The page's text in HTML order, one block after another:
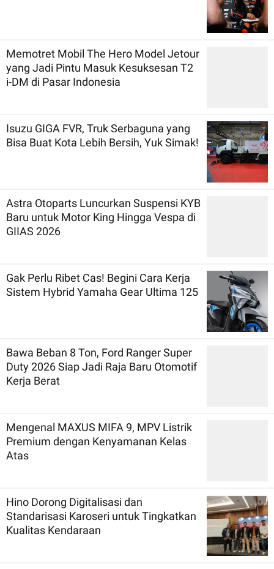
Memotret Mobil The Hero Model Jetour
yang Jadi Pintu Masuk Kesuksesan T2
i-DM di Pasar Indonesia
Isuzu GIGA FVR, Truk Serbaguna yang
Bisa Buat Kota Lebih Bersih, Yuk Simak!
Astra Otoparts Luncurkan Suspensi KYB
Baru untuk Motor King Hingga Vespa di
GIIAS 2026
Gak Perlu Ribet Cas! Begini Cara Kerja
Sistem Hybrid Yamaha Gear Ultima 125
Bawa Beban 8 Ton, Ford Ranger Super
Duty 2026 Siap Jadi Raja Baru Otomotif
Kerja Berat
Mengenal MAXUS MIFA 9, MPV Listrik
Premium dengan Kenyamanan Kelas
Atas
Hino Dorong Digitalisasi dan
Standarisasi Karoseri untuk Tingkatkan
Kualitas Kendaraan